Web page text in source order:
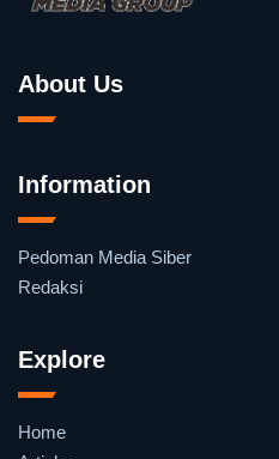
About Us
Information
Pedoman Media Siber
Redaksi
Explore
Home